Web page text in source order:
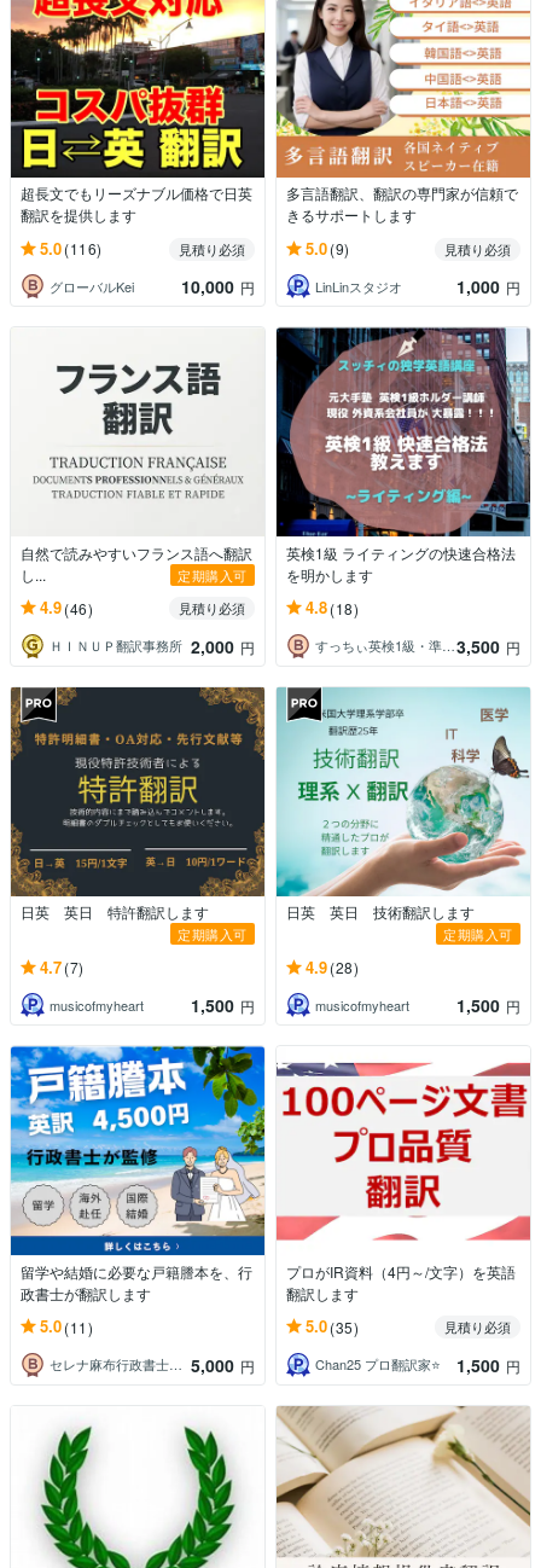
超長文でもリーズナブル価格で日英
翻訳を提供します
5.0(116)
見積り必須
グローバルKei
10,000 円
多言語翻訳、翻訳の専門家が信頼で
きるサポートします
5.0(9)
見積り必須
LinLinスタジオ
1,000 円
自然で読みやすいフランス語へ翻訳
し...
定期購入可
4.9(46)
見積り必須
ＨＩＮＵＰ翻訳事務所 2,000 円
英検1級 ライティングの快速合格法
を明かします
4.8(18)
すっちぃ英検1級・準1級独学合格メンター3,500 円
日英 英日 特許翻訳します
定期購入可
4.7(7)
musicofmyheart 1,500 円
日英 英日 技術翻訳します
定期購入可
4.9(28)
musicofmyheart 1,500 円
留学や結婚に必要な戸籍謄本を、行
政書士が翻訳します
5.0(11)
セレナ麻布行政書士事務所 5,000 円
プロがIR資料（4円～/文字）を英語
翻訳します
5.0(35)
見積り必須
Chan25 プロ翻訳家⭐️
1,500 円